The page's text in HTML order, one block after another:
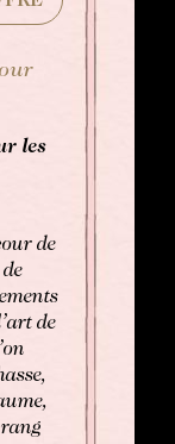
les
de
de